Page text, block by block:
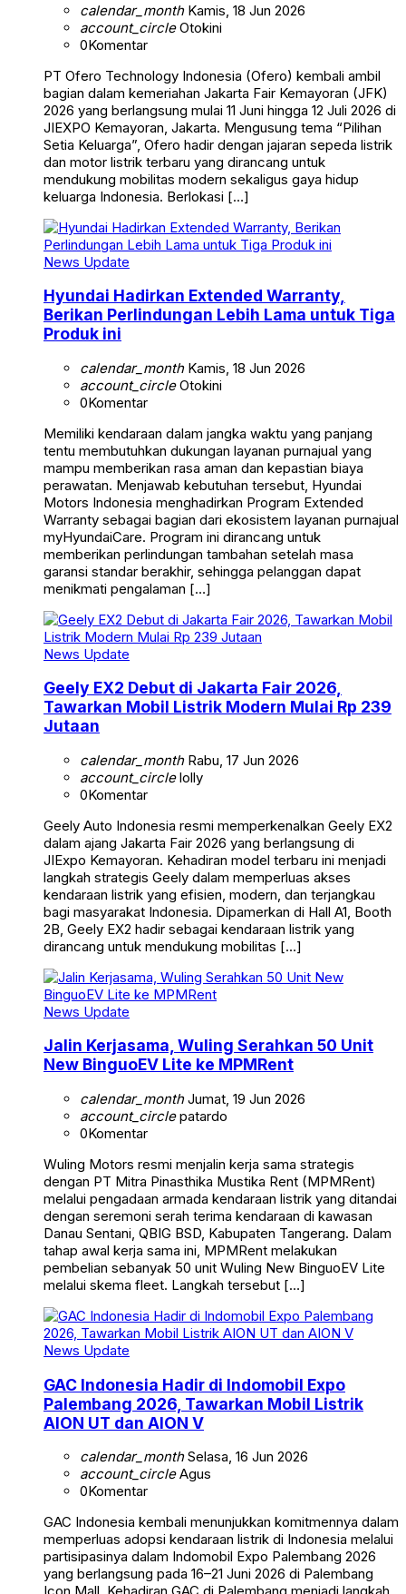
calendar_monthKamis, 18 Jun 2026
account_circleOtokini
0Komentar
PT Ofero Technology Indonesia (Ofero) kembali ambil
bagian dalam kemeriahan Jakarta Fair Kemayoran (JFK)
2026 yang berlangsung mulai 11 Juni hingga 12 Juli 2026 di
JIEXPO Kemayoran, Jakarta. Mengusung tema “Pilihan
Setia Keluarga”, Ofero hadir dengan jajaran sepeda listrik
dan motor listrik terbaru yang dirancang untuk
mendukung mobilitas modern sekaligus gaya hidup
keluarga Indonesia. Berlokasi […]
News Update
Hyundai Hadirkan Extended Warranty,
Berikan Perlindungan Lebih Lama untuk Tiga
Produk ini
calendar_monthKamis, 18 Jun 2026
account_circleOtokini
0Komentar
Memiliki kendaraan dalam jangka waktu yang panjang
tentu membutuhkan dukungan layanan purnajual yang
mampu memberikan rasa aman dan kepastian biaya
perawatan. Menjawab kebutuhan tersebut, Hyundai
Motors Indonesia menghadirkan Program Extended
Warranty sebagai bagian dari ekosistem layanan purnajual
myHyundaiCare. Program ini dirancang untuk
memberikan perlindungan tambahan setelah masa
garansi standar berakhir, sehingga pelanggan dapat
menikmati pengalaman […]
News Update
Geely EX2 Debut di Jakarta Fair 2026,
Tawarkan Mobil Listrik Modern Mulai Rp 239
Jutaan
calendar_monthRabu, 17 Jun 2026
account_circlelolly
0Komentar
Geely Auto Indonesia resmi memperkenalkan Geely EX2
dalam ajang Jakarta Fair 2026 yang berlangsung di
JIExpo Kemayoran. Kehadiran model terbaru ini menjadi
langkah strategis Geely dalam memperluas akses
kendaraan listrik yang efisien, modern, dan terjangkau
bagi masyarakat Indonesia. Dipamerkan di Hall A1, Booth
2B, Geely EX2 hadir sebagai kendaraan listrik yang
dirancang untuk mendukung mobilitas […]
News Update
Jalin Kerjasama, Wuling Serahkan 50 Unit
New BinguoEV Lite ke MPMRent
calendar_monthJumat, 19 Jun 2026
account_circlepatardo
0Komentar
Wuling Motors resmi menjalin kerja sama strategis
dengan PT Mitra Pinasthika Mustika Rent (MPMRent)
melalui pengadaan armada kendaraan listrik yang ditandai
dengan seremoni serah terima kendaraan di kawasan
Danau Sentani, QBIG BSD, Kabupaten Tangerang. Dalam
tahap awal kerja sama ini, MPMRent melakukan
pembelian sebanyak 50 unit Wuling New BinguoEV Lite
melalui skema fleet. Langkah tersebut […]
News Update
GAC Indonesia Hadir di Indomobil Expo
Palembang 2026, Tawarkan Mobil Listrik
AION UT dan AION V
calendar_monthSelasa, 16 Jun 2026
account_circleAgus
0Komentar
GAC Indonesia kembali menunjukkan komitmennya dalam
memperluas adopsi kendaraan listrik di Indonesia melalui
partisipasinya dalam Indomobil Expo Palembang 2026
yang berlangsung pada 16–21 Juni 2026 di Palembang